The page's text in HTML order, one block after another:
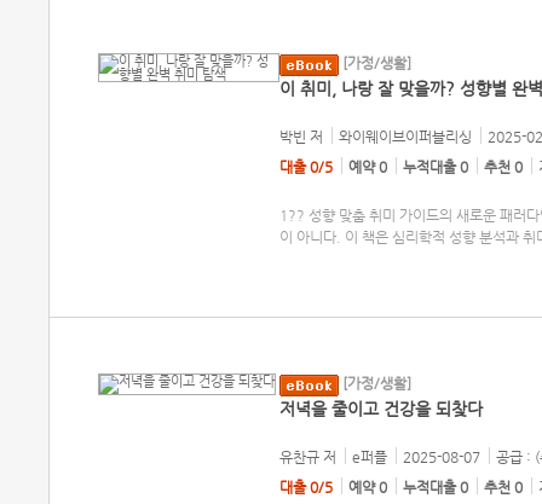
[가정/생활]
이 취미, 나랑 잘 맞을까? 성향별 완
박빈 저 와이웨이브이퍼블리싱
2025-
대출 0/5
예약 0 누적대출 0 추천 0
1?? 성향 맞춤 취미 가이드의 새로운 패러다
이 아니다. 이 책은 심리학적 성향 분석과
[가정/생활]
저녁을 줄이고 건강을 되찾다
유찬규 저 e퍼플 2025-08-07
공급 :
대출 0/5
예약 0 누적대출 0 추천 0